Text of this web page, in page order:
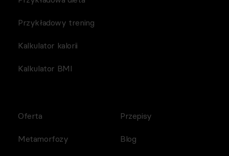
Przykładowy trening
Kalkulator kalorii
Kalkulator BMI
Oferta
Metamorfozy
Przepisy
Blog